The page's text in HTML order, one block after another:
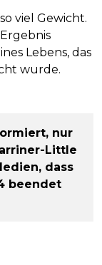
viel Gewicht.
Lebens, das
wurde.
nur
Little
dass
beendet